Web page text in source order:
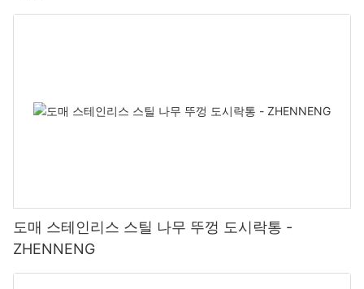
도매 스테인리스 스틸 나무 뚜껑 도시락통 -
ZHENNENG